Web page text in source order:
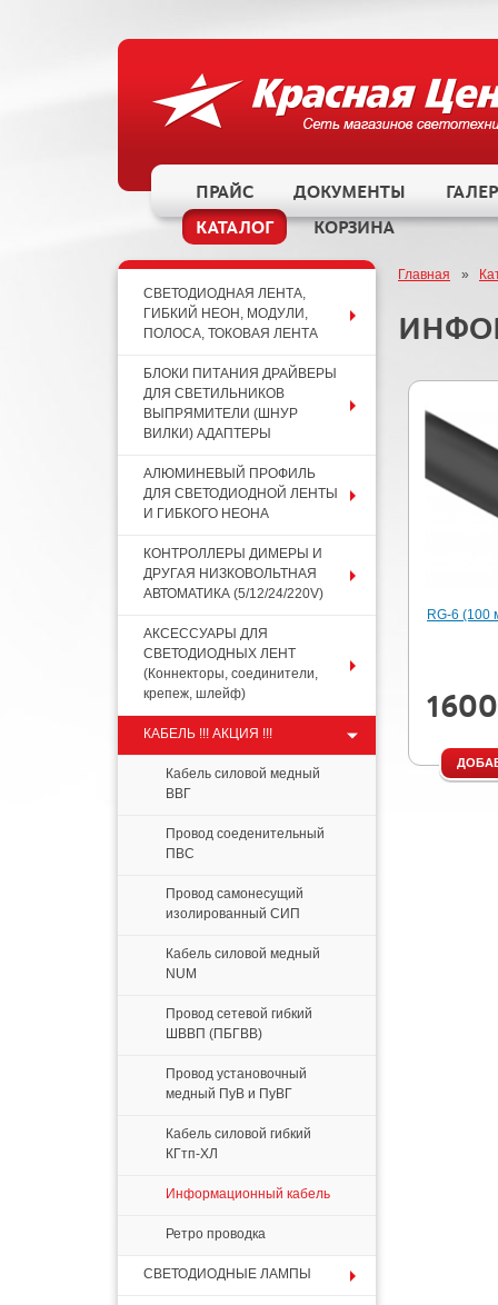
ПРАЙС ДОКУМЕНТЫ
КАТАЛОГ
КОРЗИНА
СВЕТОДИОДНАЯ ЛЕНТА,
ГИБКИЙ НЕОН, МОДУЛИ,
ПОЛОСА, ТОКОВАЯ ЛЕНТА
БЛОКИ ПИТАНИЯ ДРАЙВЕРЫ
ДЛЯ СВЕТИЛЬНИКОВ
ВЫПРЯМИТЕЛИ (ШНУР
ВИЛКИ) АДАПТЕРЫ
АЛЮМИНЕВЫЙ ПРОФИЛЬ
ДЛЯ СВЕТОДИОДНОЙ ЛЕНТЫ
И ГИБКОГО НЕОНА
КОНТРОЛЛЕРЫ ДИМЕРЫ И
ДРУГАЯ НИЗКОВОЛЬТНАЯ
АВТОМАТИКА (5/12/24/220V)
АКСЕССУАРЫ ДЛЯ
СВЕТОДИОДНЫХ ЛЕНТ
(Коннекторы, соединители,
крепеж, шлейф)
КАБЕЛЬ !!! АКЦИЯ !!!
Кабель силовой медный
ВВГ
Провод соеденительный
ПВС
Провод самонесущий
изолированный СИП
Кабель силовой медный
NUM
Провод сетевой гибкий
ШВВП (ПБГВВ)
Провод установочный
медный ПуВ и ПуВГ
Кабель силовой гибкий
КГтп-ХЛ
Информационный кабель
Ретро проводка
СВЕТОДИОДНЫЕ ЛАМПЫ
Главная »
RG-6 (100